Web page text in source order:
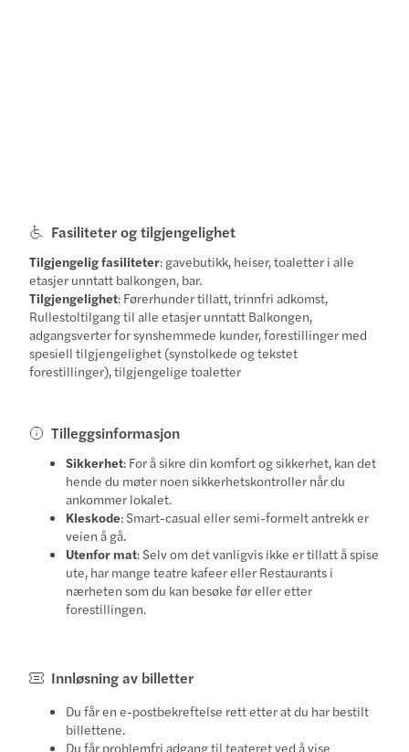
Fasiliteter og tilgjengelighet
Tilgjengelig fasiliteter: gavebutikk, heiser, toaletter i alle
etasjer unntatt balkongen, bar.
Tilgjengelighet: Førerhunder tillatt, trinnfri adkomst,
Rullestoltilgang til alle etasjer unntatt Balkongen,
adgangsverter for synshemmede kunder, forestillinger med
spesiell tilgjengelighet (synstolkede og tekstet
forestillinger), tilgjengelige toaletter
Tilleggsinformasjon
Sikkerhet: For å sikre din komfort og sikkerhet, kan det
hende du møter noen sikkerhetskontroller når du
ankommer lokalet.
Kleskode: Smart-casual eller semi-formelt antrekk er
veien å gå.
Utenfor mat: Selv om det vanligvis ikke er tillatt å spise
ute, har mange teatre kafeer eller Restaurants i
nærheten som du kan besøke før eller etter
forestillingen.
Innløsning av billetter
Du får en e-postbekreftelse rett etter at du har bestilt
billettene.
Du får problemfri adgang til teateret ved å vise